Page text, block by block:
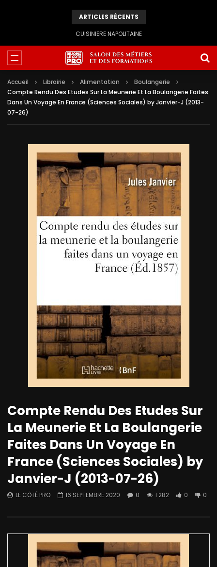
ARTICLES RÉCENTS
CUISINIERE NAPOLITAINE
Accueil Librairie Alimentation
Boulangerie
Compte Rendu Des Etudes Sur La Meunerie Et La Boulangerie Faites
Dans Un Voyage En France (Sciences Sociales) by Janvier-J (2013-
07-26)
Compte Rendu Des Etudes Sur
La Meunerie Et La Boulangerie
Faites Dans Un Voyage En
France (Sciences Sociales) by
Janvier-J (2013-07-26)
LE CÔTÉ PRO 16 SEPTEMBRE 2020 0 1 282 0 0